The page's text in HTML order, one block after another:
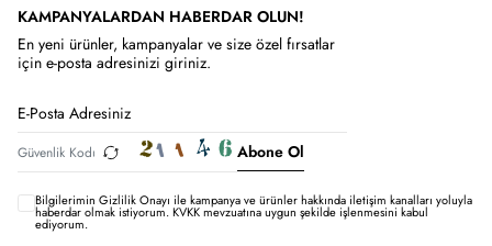
KAMPANYALARDAN HABERDAR OLUN!
En yeni ürünler, kampanyalar ve size özel fırsatlar
için e-posta adresinizi giriniz.
Abone Ol
Bilgilerimin Gizlilik Onayı ile kampanya ve ürünler hakkında iletişim kanalları yoluyla
haberdar olmak istiyorum.KVKK mevzuatına uygun şekilde işlenmesini kabul
ediyorum.